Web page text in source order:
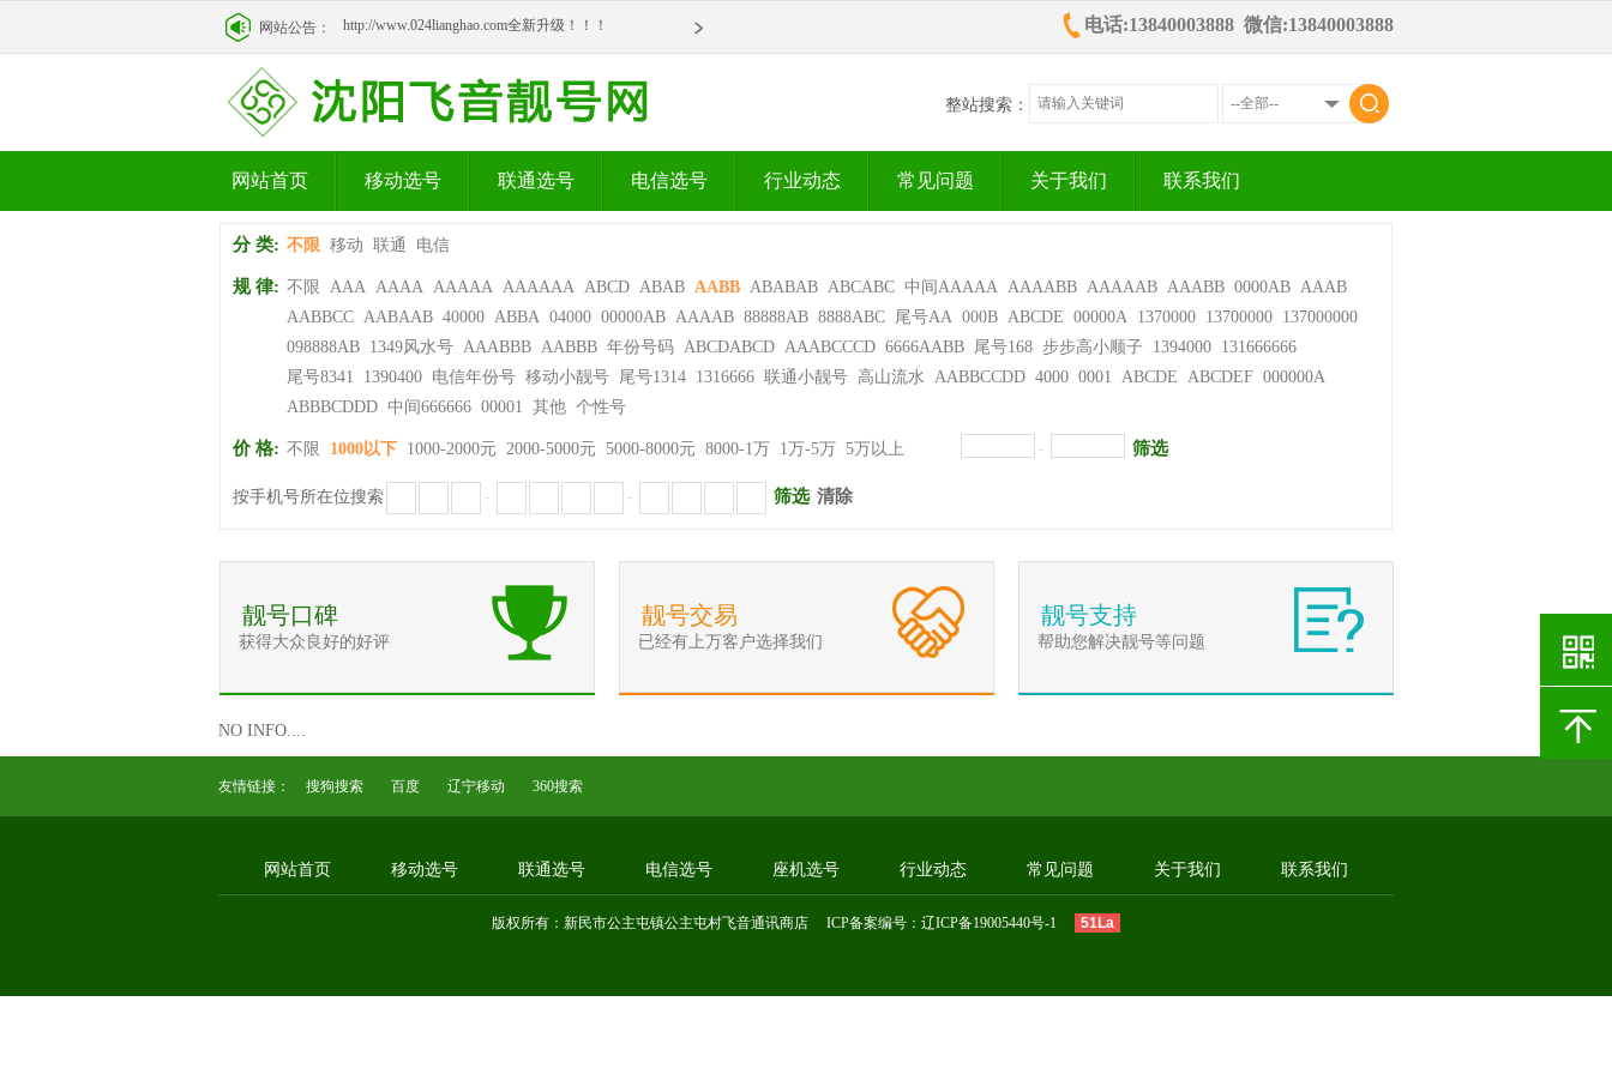
网站公告： http://www.024lianghao.com全新升级！！！ 电话:13840003888 微信:13840003888
整站搜索：
网站首页 移动选号 联通选号 电信选号 行业动态 常见问题 关于我们 联系我们
分 类: 不限 移动 联通 电信
规 律: 不限 AAA AAAA AAAAA AAAAAA ABCD ABAB AABB ABABAB ABCABC 中间AAAAA AAAABB AAAAAB AAABB 0000AB AAAB
AABBCC AABAAB 40000 ABBA 04000 00000AB AAAAB 88888AB 8888ABC 尾号AA 000B ABCDE 00000A 1370000 13700000 137000000
098888AB 1349风水号 AAABBB AABBB 年份号码 ABCDABCD AAABCCCD 6666AABB 尾号168 步步高小顺子 1394000 131666666
尾号8341
1390400 电信年份号 移动小靓号 尾号1314 1316666 联通小靓号 高山流水 AABBCCDD 4000 0001 ABCDE ABCDEF 000000A
ABBBCDDD 中间666666 00001 其他 个性号
价 格: 不限 1000以下 1000-2000元 2000-5000元 5000-8000元 8000-1万 1万-5万 5万以上 - 筛选
按手机号所在位搜索 - - 筛选 清除
靓号口碑
获得大众良好的好评
靓号交易
已经有上万客户选择我们
靓号支持
帮助您解决靓号等问题
NO INFO....
友情链接： 搜狗搜索 百度 辽宁移动 360搜索
网站首页 移动选号 联通选号 电信选号 座机选号 行业动态 常见问题 关于我们 联系我们
版权所有：新民市公主屯镇公主屯村飞音通讯商店 ICP备案编号： 辽ICP备19005440号-1 51La